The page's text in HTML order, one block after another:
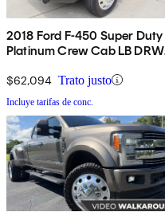
2018 Ford F-450 Super Duty
Platinum Crew Cab LB DRW
$62,094 Trato justo
Incluye tarifas de conc.